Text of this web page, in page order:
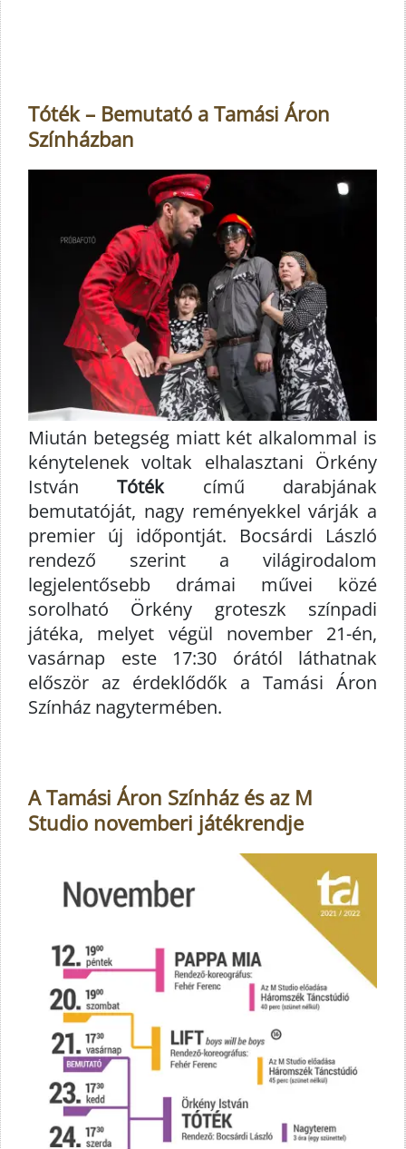
Tóték – Bemutató a Tamási Áron
Színházban
Miután betegség miatt két alkalommal is
kénytelenek voltak elhalasztani Örkény
IstvánTótékcímű darabjának
bemutatóját, nagy reményekkel várják a
premier új időpontját. Bocsárdi László
rendező szerint a világirodalom
legjelentősebb drámai művei közé
sorolható Örkény groteszk színpadi
játéka, melyet végül november 21-én,
vasárnap este 17:30 órától láthatnak
először az érdeklődők a Tamási Áron
Színház nagytermében.
A Tamási Áron Színház és az M
Studio novemberi játékrendje